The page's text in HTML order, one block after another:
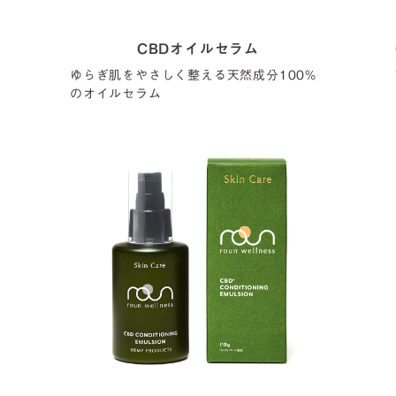
CBDオイルセラム
ゆらぎ肌をやさしく整える天然成分100%
のオイルセラム